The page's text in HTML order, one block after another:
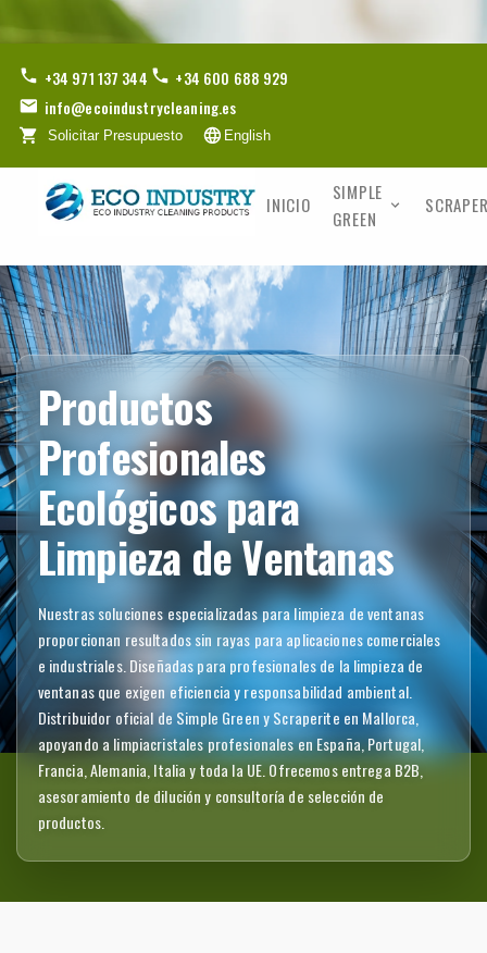
+34 971 137 344
+34 600 688 929
info@ecoindustrycleaning.es
Solicitar Presupuesto English
INICIO
SIMPLE
GREEN
Productos
Profesionales
Ecológicos para
Limpieza de Ventanas
Nuestras soluciones especializadas para limpieza de ventanas
proporcionan resultados sin rayas para aplicaciones comerciales
e industriales. Diseñadas para profesionales de la limpieza de
ventanas que exigen eficiencia y responsabilidad ambiental.
Distribuidor oficial de Simple Green y Scraperite en Mallorca,
apoyando a limpiacristales profesionales en España, Portugal,
Francia, Alemania, Italia y toda la UE. Ofrecemos entrega B2B,
asesoramiento de dilución y consultoría de selección de
productos.